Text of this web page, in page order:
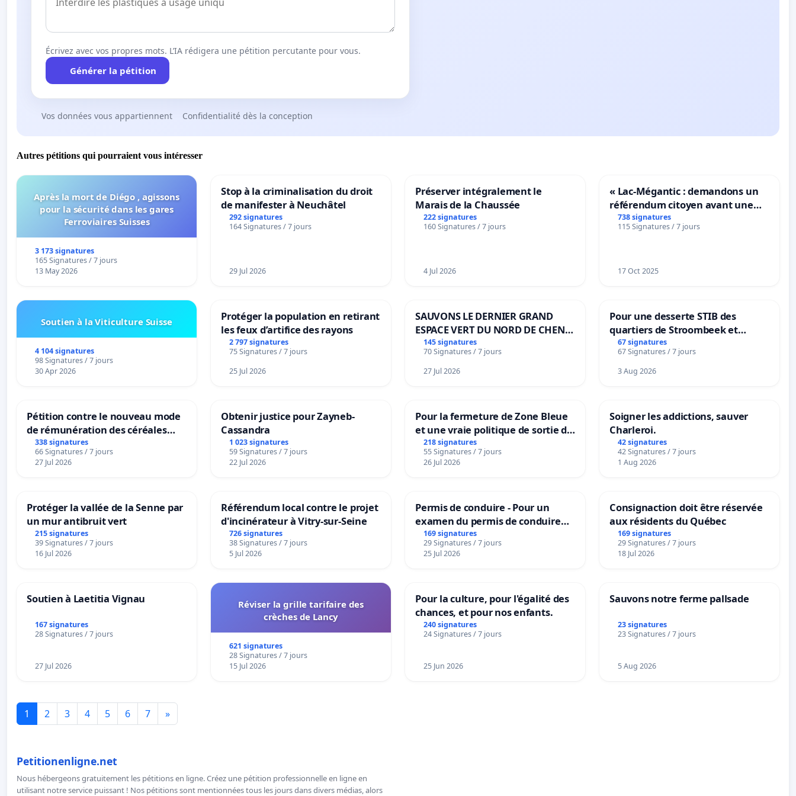
Écrivez avec vos propres mots. L’IA rédigera une pétition percutante pour vous.
Générer la pétition
Vos données vous appartiennent Confidentialité dès la conception
Autres pétitions qui pourraient vous intéresser
Après la mort de Diégo , agissons
pour la sécurité dans les gares
Ferroviaires Suisses
3 173 signatures
165 Signatures / 7 jours
13 May 2026
Stop à la criminalisation du droit
de manifester à Neuchâtel
292 signatures
164 Signatures / 7 jours
29 Jul 2026
Préserver intégralement le
Marais de la Chaussée
222 signatures
160 Signatures / 7 jours
4 Jul 2026
« Lac-Mégantic : demandons un
référendum citoyen avant une
transformation irréversible de
notre territoire »
738 signatures
115 Signatures / 7 jours
17 Oct 2025
Soutien à la Viticulture Suisse
4 104 signatures
98 Signatures / 7 jours
30 Apr 2026
Protéger la population en retirant
les feux d’artifice des rayons
2 797 signatures
75 Signatures / 7 jours
25 Jul 2026
SAUVONS LE DERNIER GRAND
ESPACE VERT DU NORD DE CHENE-
BOUGERIES
145 signatures
70 Signatures / 7 jours
27 Jul 2026
Pour une desserte STIB des
quartiers de Stroombeek et
Beauval - Voor een MIVB-
bediening van de wijken
Strombeek en Het Voor
67 signatures
67 Signatures / 7 jours
3 Aug 2026
Pétition contre le nouveau mode
de rémunération des céréales
panifiables de Swiss granum basé
sur la teneur en protéines
338 signatures
66 Signatures / 7 jours
27 Jul 2026
Obtenir justice pour Zayneb-
Cassandra
1 023 signatures
59 Signatures / 7 jours
22 Jul 2026
Pour la fermeture de Zone Bleue
et une vraie politique de sortie de
la dépendance
218 signatures
55 Signatures / 7 jours
26 Jul 2026
Soigner les addictions, sauver
Charleroi.
42 signatures
42 Signatures / 7 jours
1 Aug 2026
Protéger la vallée de la Senne par
un mur antibruit vert
215 signatures
39 Signatures / 7 jours
16 Jul 2026
Référendum local contre le projet
d'incinérateur à Vitry-sur-Seine
726 signatures
38 Signatures / 7 jours
5 Jul 2026
Permis de conduire - Pour un
examen du permis de conduire
accessible dans plusieurs langues
à Bruxelles
169 signatures
29 Signatures / 7 jours
25 Jul 2026
Consignaction doit être réservée
aux résidents du Québec
169 signatures
29 Signatures / 7 jours
18 Jul 2026
Soutien à Laetitia Vignau
167 signatures
28 Signatures / 7 jours
27 Jul 2026
Réviser la grille tarifaire des
crèches de Lancy
621 signatures
28 Signatures / 7 jours
15 Jul 2026
Pour la culture, pour l'égalité des
chances, et pour nos enfants.
240 signatures
24 Signatures / 7 jours
25 Jun 2026
Sauvons notre ferme pallsade
23 signatures
23 Signatures / 7 jours
5 Aug 2026
1 2 3 4 5 6 7 »
Petitionenligne.net
Nous hébergeons gratuitement les pétitions en ligne. Créez une pétition professionnelle en ligne en
utilisant notre service puissant ! Nos pétitions sont mentionnées tous les jours dans divers médias, alors